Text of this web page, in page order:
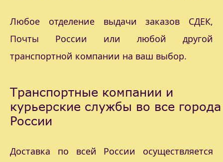
Любое отделение выдачи заказов СДЕК,
Почты России или любой другой
транспортной компании на ваш выбор.
Транспортные компании и
курьерские службы во все города
России
Доставка по всей России осуществляется